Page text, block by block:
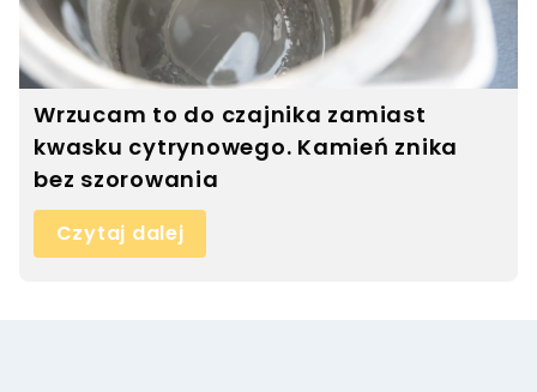
Wrzucam to do czajnika zamiast
kwasku cytrynowego. Kamień znika
bez szorowania
Czytaj dalej